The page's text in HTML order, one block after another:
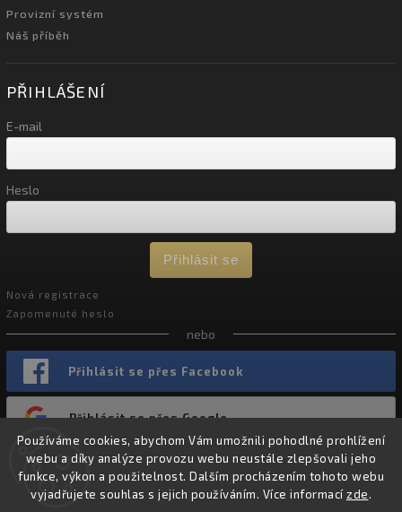
Používáme cookies, abychom Vám umožnili pohodlné prohlížení
webu a díky analýze provozu webu neustále zlepšovali jeho
funkce, výkon a použitelnost. Dalším procházením tohoto webu
vyjadřujete souhlas s jejich používáním. Více informacízde.
Provizní systém
Náš příběh
PŘIHLÁŠENÍ
E-mail
Heslo
Přihlásit se
Nová registrace
Zapomenuté heslo
nebo
Přihlásit se přes Facebook
Přihlásit se přes Google